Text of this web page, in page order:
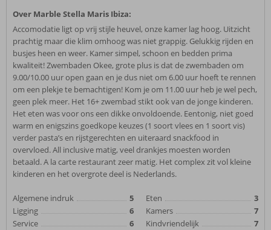
Over Marble Stella Maris Ibiza:
Accomodatie ligt op vrij stijle heuvel, onze kamer lag hoog. Uitzicht
prachtig maar die klim omhoog was niet grappig. Gelukkig rijden en
busjes heen en weer. Kamer simpel, schoon en bedden prima
kwaliteit! Zwembaden Okee, grote plus is dat de zwembaden om
9.00/10.00 uur open gaan en je dus niet om 6.00 uur hoeft te rennen
om een plekje te bemachtigen! Kom je om 11.00 uur heb je wel pech,
geen plek meer. Het 16+ zwembad stikt ook van de jonge kinderen.
Het eten was voor ons een dikke onvoldoende. Eentonig, niet goed
warm en enigszins goedkope keuzes (1 soort vlees en 1 soort vis)
verder pasta’s en rijstgerechten en uiteraard snackfood in
overvloed. All inclusive matig, veel drankjes moesten worden
betaald. A la carte restaurant zeer matig. Het complex zit vol kleine
kinderen en het overgrote deel is Nederlands.
Algemene indruk
5
Ligging
6
Service
6
Eten
3
Kamers
7
Kindvriendelijk
7